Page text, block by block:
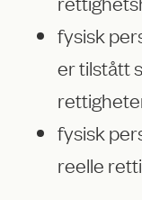
fysisk
er tilstått
fysisk
reelle